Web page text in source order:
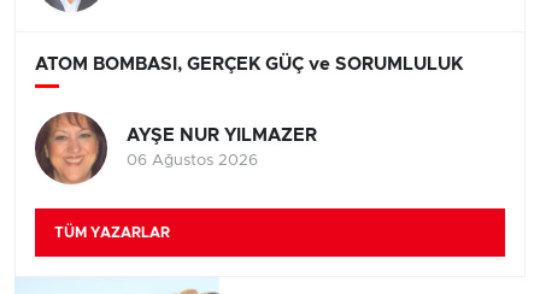
ATOM BOMBASI, GERÇEK GÜÇ ve SORUMLULUK
AYŞE NUR YILMAZER
06 Ağustos 2026
TÜM YAZARLAR